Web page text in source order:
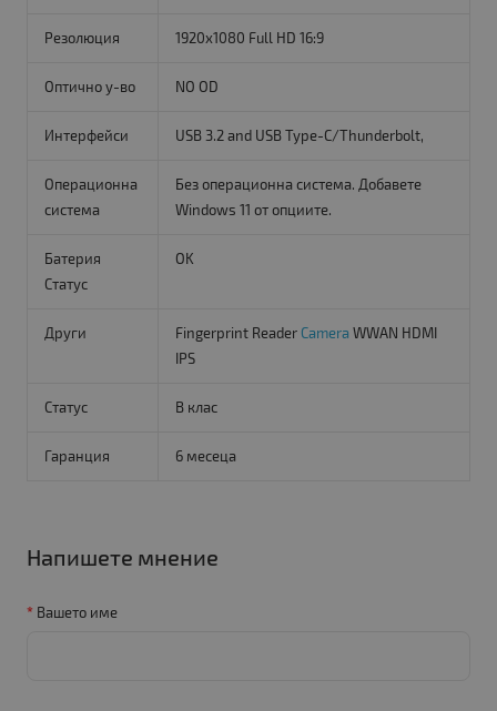
Резолюция 1920x1080 Full HD 16:9
Оптично у-во NO OD
Интерфейси USB 3.2 and USB Type-C/Thunderbolt,
Операционна
система
Без операционна система. Добавете
Windows 11 от опциите.
Батерия
Статус
OK
Други Fingerprint Reader Camera WWAN HDMI
IPS
Статус B клас
Гаранция 6 месеца
Напишете мнение
Вашето име